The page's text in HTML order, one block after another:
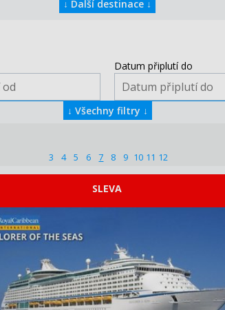
↓ Další destinace ↓
Datum připlutí do
↓ Všechny filtry ↓
3 4 5 6 7 8 9 10 11 12
SLEVA
15.08.2026 – 22.08.2026